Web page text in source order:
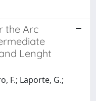
the Arc
Lenght
F.; Laporte, G.;